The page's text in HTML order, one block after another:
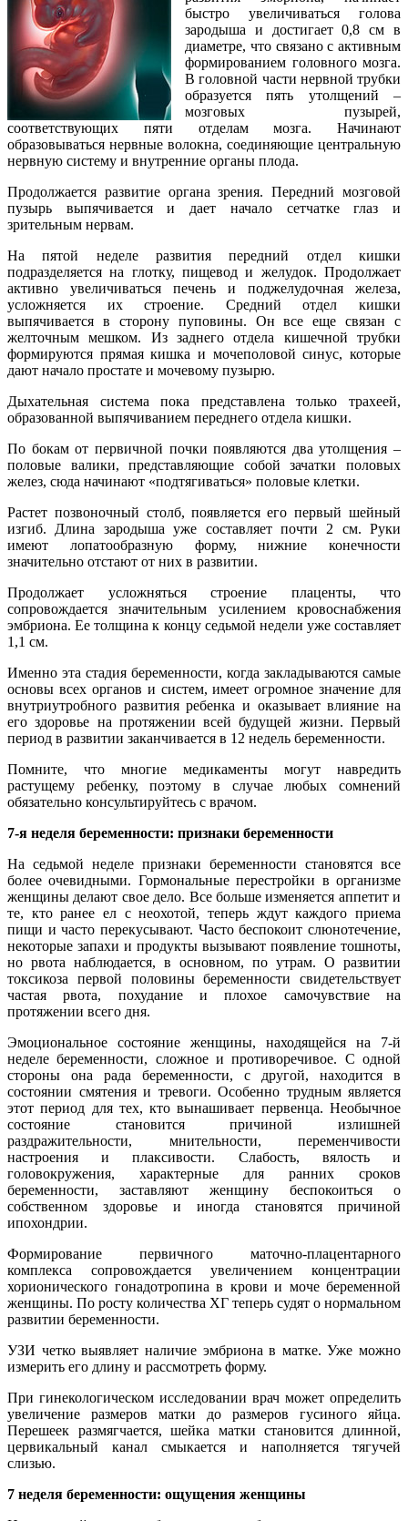
быстро увеличиваться голова
зародыша и достигает 0,8 см в
диаметре, что связано с активным
формированием головного мозга.
В головной части нервной трубки
образуется пять утолщений –
мозговых пузырей,
соответствующих пяти отделам мозга. Начинают
образовываться нервные волокна, соединяющие центральную
нервную систему и внутренние органы плода.
Продолжается развитие органа зрения. Передний мозговой
пузырь выпячивается и дает начало сетчатке глаз и
зрительным нервам.
На пятой неделе развития передний отдел кишки
подразделяется на глотку, пищевод и желудок. Продолжает
активно увеличиваться печень и поджелудочная железа,
усложняется их строение. Средний отдел кишки
выпячивается в сторону пуповины. Он все еще связан с
желточным мешком. Из заднего отдела кишечной трубки
формируются прямая кишка и мочеполовой синус, которые
дают начало простате и мочевому пузырю.
Дыхательная система пока представлена только трахеей,
образованной выпячиванием переднего отдела кишки.
По бокам от первичной почки появляются два утолщения –
половые валики, представляющие собой зачатки половых
желез, сюда начинают «подтягиваться» половые клетки.
Растет позвоночный столб, появляется его первый шейный
изгиб. Длина зародыша уже составляет почти 2 см. Руки
имеют лопатообразную форму, нижние конечности
значительно отстают от них в развитии.
Продолжает усложняться строение плаценты, что
сопровождается значительным усилением кровоснабжения
эмбриона. Ее толщина к концу седьмой недели уже составляет
1,1 см.
Именно эта стадия беременности, когда закладываются самые
основы всех органов и систем, имеет огромное значение для
внутриутробного развития ребенка и оказывает влияние на
его здоровье на протяжении всей будущей жизни. Первый
период в развитии заканчивается в 12 недель беременности.
Помните, что многие медикаменты могут навредить
растущему ребенку, поэтому в случае любых сомнений
обязательно консультируйтесь с врачом.
7-я неделя беременности: признаки беременности
На седьмой неделе признаки беременности становятся все
более очевидными. Гормональные перестройки в организме
женщины делают свое дело. Все больше изменяется аппетит и
те, кто ранее ел с неохотой, теперь ждут каждого приема
пищи и часто перекусывают. Часто беспокоит слюнотечение,
некоторые запахи и продукты вызывают появление тошноты,
но рвота наблюдается, в основном, по утрам. О развитии
токсикоза первой половины беременности свидетельствует
частая рвота, похудание и плохое самочувствие на
протяжении всего дня.
Эмоциональное состояние женщины, находящейся на 7-й
неделе беременности, сложное и противоречивое. С одной
стороны она рада беременности, с другой, находится в
состоянии смятения и тревоги. Особенно трудным является
этот период для тех, кто вынашивает первенца. Необычное
состояние становится причиной излишней
раздражительности, мнительности, переменчивости
настроения и плаксивости. Слабость, вялость и
головокружения, характерные для ранних сроков
беременности, заставляют женщину беспокоиться о
собственном здоровье и иногда становятся причиной
ипохондрии.
Формирование первичного маточно-плацентарного
комплекса сопровождается увеличением концентрации
хорионического гонадотропина в крови и моче беременной
женщины. По росту количества ХГ теперь судят о нормальном
развитии беременности.
УЗИ четко выявляет наличие эмбриона в матке. Уже можно
измерить его длину и рассмотреть форму.
При гинекологическом исследовании врач может определить
увеличение размеров матки до размеров гусиного яйца.
Перешеек размягчается, шейка матки становится длинной,
цервикальный канал смыкается и наполняется тягучей
слизью.
7 неделя беременности: ощущения женщины